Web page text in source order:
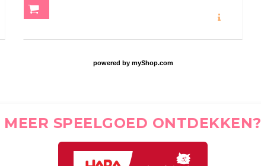
powered by myShop.com
MEER SPEELGOED ONTDEKKEN?